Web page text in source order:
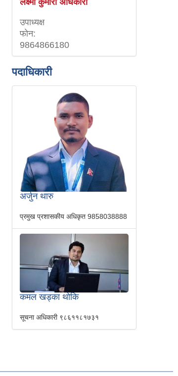
उपाध्यक्ष
फाेन:
9864866180
पदाधिकारी
अर्जुन थारु
प्रमुख प्रशासकीय अधिकृत 9858038888
कमल खड्का थोकि
सूचना अधिकारी ९८६११८१७३१